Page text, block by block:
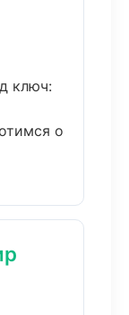
ключ:
о